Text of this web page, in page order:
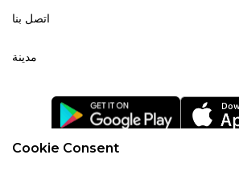
Cookie Consent
اتصل بنا
مدينة